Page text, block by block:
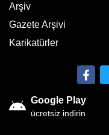
Arşiv
Gazete Arşivi
Karikatürler
Google Play
ücretsiz indirin